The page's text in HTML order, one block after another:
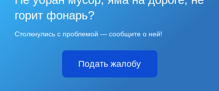
горит фонарь?
Столкнулись с проблемой — сообщите о ней!
Подать жалобу